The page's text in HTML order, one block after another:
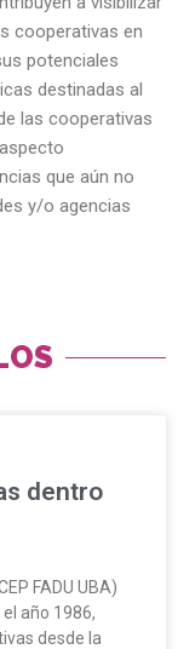
cooperativas en
potenciales
destinadas al
las cooperativas
que aún no
y/o agencias
dentro
FADU UBA)
año 1986,
desde la